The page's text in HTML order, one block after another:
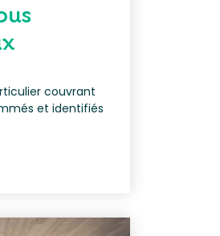
couvrant
et identifiés